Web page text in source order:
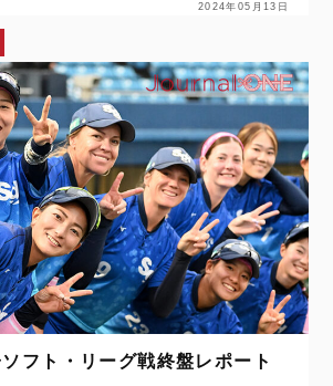
2024年05月13日
フト・リーグ戦終盤レポート